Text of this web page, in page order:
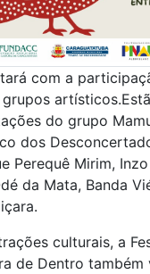
com a
do grupo
dos
Perequê Mirim,
da Mata, Banda
culturais, a
de Dentro também